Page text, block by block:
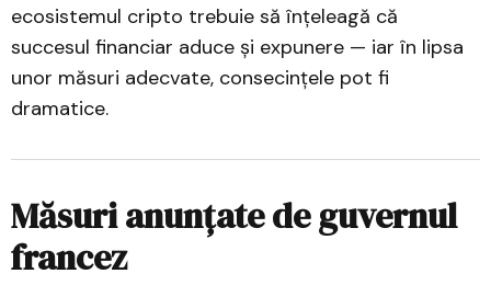
ecosistemul cripto trebuie să înțeleagă că
succesul financiar aduce și expunere — iar în lipsa
unor măsuri adecvate, consecințele pot fi
dramatice.
Măsuri anunțate de guvernul
francez